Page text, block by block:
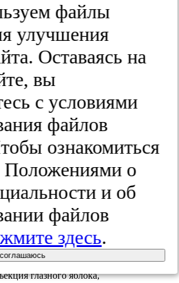
госпитализирован в Санкт-
НИИ
Минздрава России,
терапия
(ГКС)
и в инстилляциях, с
динамикой: исчезла
яблока, гранулемы
отек радужки
восстановился(рис. 8). При
рекомендованы
пульмонолога по месту
и прием витамина Е.
по месту жительства
не назначалась.
динамика на
ГКС.
глазного яблока,
файлы
улучшения
Оставаясь на
вы
с условиями
файлов
ознакомиться
о
и об
файлов
здесь.